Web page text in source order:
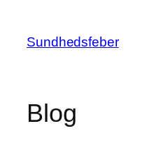
content
Sundhedsfeber
Blog